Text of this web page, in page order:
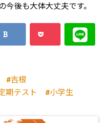
後も大体大丈夫です。
吉根
期テスト
小学生